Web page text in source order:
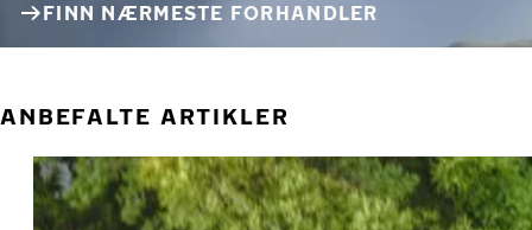
FINN NÆRMESTE FORHANDLER
ANBEFALTE ARTIKLER